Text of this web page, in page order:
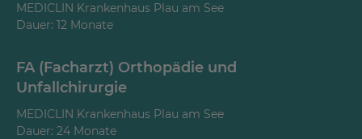
MEDICLIN Krankenhaus Plau am See
Dauer: 12 Monate
FA (Facharzt) Orthopädie und
Unfallchirurgie
MEDICLIN Krankenhaus Plau am See
Dauer: 24 Monate